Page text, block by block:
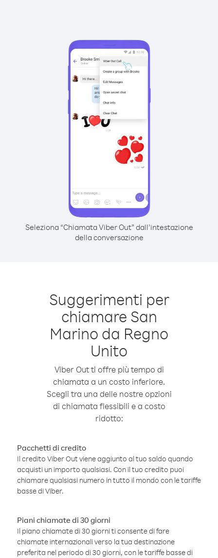
Seleziona “Chiamata Viber Out” dall’intestazione
della conversazione
Suggerimenti per
chiamare San
Marino da Regno
Unito
Viber Out ti offre più tempo di
chiamata a un costo inferiore.
Scegli tra una delle nostre opzioni
di chiamata flessibili e a costo
ridotto:
Pacchetti di credito
Il credito Viber Out viene aggiunto al tuo saldo quando
acquisti un importo qualsiasi. Con il tuo credito puoi
chiamare qualsiasi numero in tutto il mondo con le tariffe
basse di Viber.
Piani chiamate di 30 giorni
Il piano chiamate di 30 giorni ti consente di fare
chiamate internazionali verso la tua destinazione
preferita nel periodo di 30 giorni, con le tariffe basse di